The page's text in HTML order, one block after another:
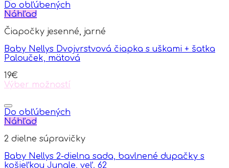
Do obľúbených
Náhľad
Čiapočky jesenné, jarné
Baby Nellys Dvojvrstvová čiapka s uškami + šatka
Palouček, mätová
19€
Výber možností
product
has
multiple
The
may
Do obľúbených
Náhľad
2 dielne súpravičky
Baby Nellys 2-dielna sada, bavlnené dupačky s
košieľkou Jungle, veľ. 62